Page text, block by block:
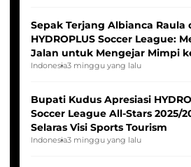
Sepak Terjang Albianca Raula
HYDROPLUS Soccer League:
Jalan untuk Mengejar Mimpi
Indonesia Putri
Indonesia3 minggu yang lalu
Bupati Kudus Apresiasi
Soccer League All-Stars 2025/
Selaras Visi Sports Tourism
Indonesia3 minggu yang lalu